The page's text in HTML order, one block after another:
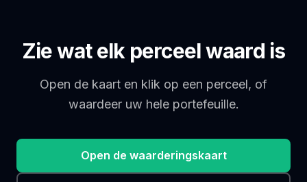
Zie wat elk perceel waard is
Open de kaart en klik op een perceel, of
waardeer uw hele portefeuille.
Open de waarderingskaart